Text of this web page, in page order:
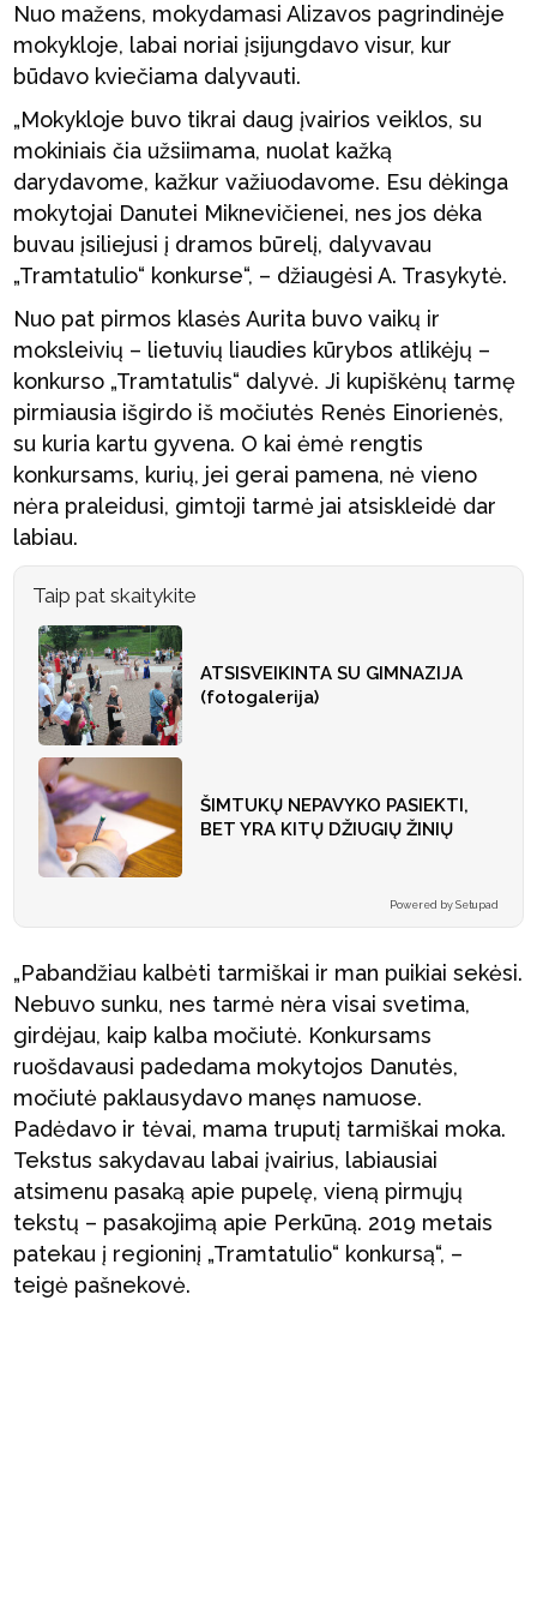
Nuo mažens, mokydamasi Alizavos pagrindinėje
mokykloje, labai noriai įsijungdavo visur, kur
būdavo kviečiama dalyvauti.
„Mokykloje buvo tikrai daug įvairios veiklos, su
mokiniais čia užsiimama, nuolat kažką
darydavome, kažkur važiuodavome. Esu dėkinga
mokytojai Danutei Miknevičienei, nes jos dėka
buvau įsiliejusi į dramos būrelį, dalyvavau
„Tramtatulio“ konkurse“, – džiaugėsi A. Trasykytė.
Nuo pat pirmos klasės Aurita buvo vaikų ir
moksleivių – lietuvių liaudies kūrybos atlikėjų –
konkurso „Tramtatulis“ dalyvė. Ji kupiškėnų tarmę
pirmiausia išgirdo iš močiutės Renės Einorienės,
su kuria kartu gyvena. O kai ėmė rengtis
konkursams, kurių, jei gerai pamena, nė vieno
nėra praleidusi, gimtoji tarmė jai atsiskleidė dar
labiau.
Taip pat skaitykite
ATSISVEIKINTA SU GIMNAZIJA
(fotogalerija)
ŠIMTUKŲ NEPAVYKO PASIEKTI,
BET YRA KITŲ DŽIUGIŲ ŽINIŲ
Powered by Setupad
„Pabandžiau kalbėti tarmiškai ir man puikiai sekėsi.
Nebuvo sunku, nes tarmė nėra visai svetima,
girdėjau, kaip kalba močiutė. Konkursams
ruošdavausi padedama mokytojos Danutės,
močiutė paklausydavo manęs namuose.
Padėdavo ir tėvai, mama truputį tarmiškai moka.
Tekstus sakydavau labai įvairius, labiausiai
atsimenu pasaką apie pupelę, vieną pirmųjų
tekstų – pasakojimą apie Perkūną. 2019 metais
patekau į regioninį „Tramtatulio“ konkursą“, –
teigė pašnekovė.